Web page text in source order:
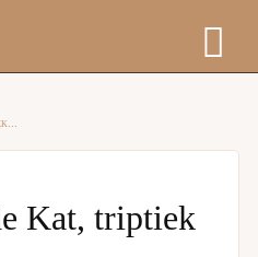
Kat, triptiek